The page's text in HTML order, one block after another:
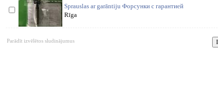
Sprauslas ar garāntiju Форсунки с гарантией
Rīga
Parādīt izvēlētos sludinājumus